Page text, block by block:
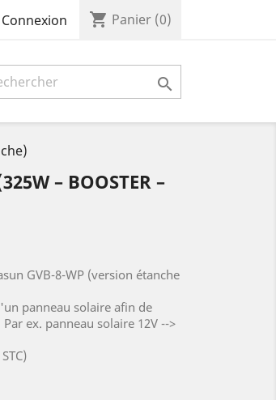
Connexion shopping_cart Panier (0)

– BOOSTER –
GVB-8-WP (version étanche
panneau solaire afin de
ex. panneau solaire 12V -->